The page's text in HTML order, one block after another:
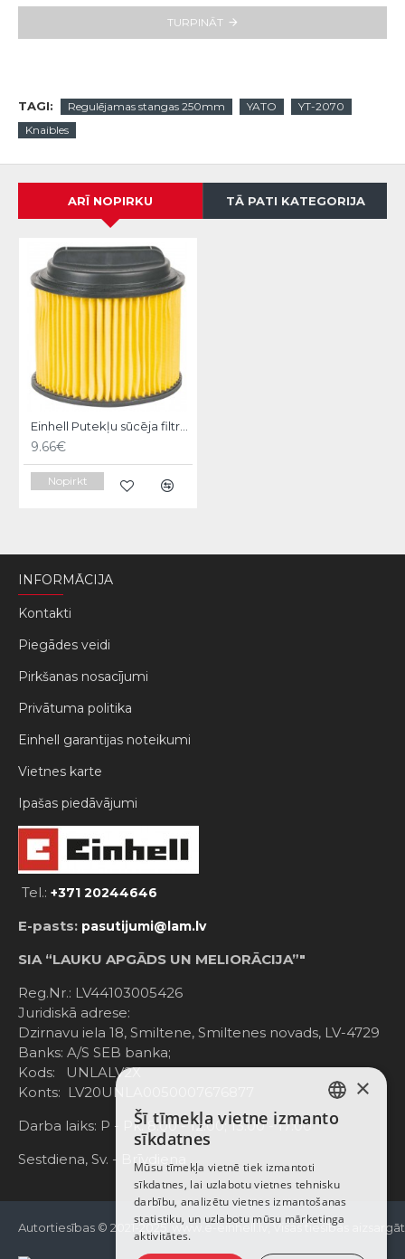
TURPINĀT
TAGI: Regulējamas stangas 250mm YATO
YT-2070
Knaibles
ARĪ NOPIRKU TĀ PATI KATEGORIJA
Einhell Putekļu sūcēja filtrs ar vāciņu
9.66€
Nopirkt
INFORMĀCIJA
Kontakti
Piegādes veidi
Pirkšanas nosacījumi
Privātuma politika
Einhell garantijas noteikumi
Vietnes karte
Ipašas piedāvājumi
Tel.: +371 20244646
E-pasts: pasutijumi@lam.lv
SIA “LAUKU APGĀDS UN MELIORĀCIJA”"
Reg.Nr.: LV44103005426
Juridiskā adrese:
Dzirnavu iela 18, Smiltene, Smiltenes novads, LV-4729
Banks: A/S SEB banka;
Kods: UNLALV2X
Konts: LV20UNLA0050007676877
Darba laiks: P - Pk. 8:00 - 12:00; 13:00 - 17:00
Sestdiena, Sv. - Brīvdiena
Autortiesības © 2021-2025, www.e-einhell.lv, Visas tiesības
LATVIAN
ENGLISH
×
Šī tīmekļa vietne izmanto
sīkdatnes
Mūsu tīmekļa vietnē tiek izmantoti
sīkdatnes, lai uzlabotu vietnes tehnisku
darbību, analizētu vietnes izmantošanas
statistiku, un uzlabotu mūsu mārketinga
aktivitātes.